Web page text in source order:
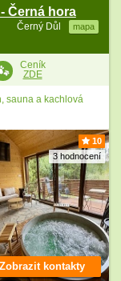
Černá hora
Černý Důl mapa
Ceník
ZDE
sauna a kachlová
10
3 hodnocení
Zobrazit kontakty